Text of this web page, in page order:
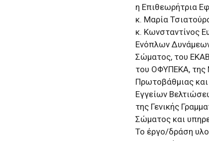
η Επιθεωρήτρια
κ. Μαρία
κ. Κωνσταντίνος
Ενόπλων
Σώματος, του
του ΟΦΥΠΕΚΑ, της
Πρωτοβάθμιας
Εγγείων
της Γενικής
Σώματος και
Το έργο/δράση